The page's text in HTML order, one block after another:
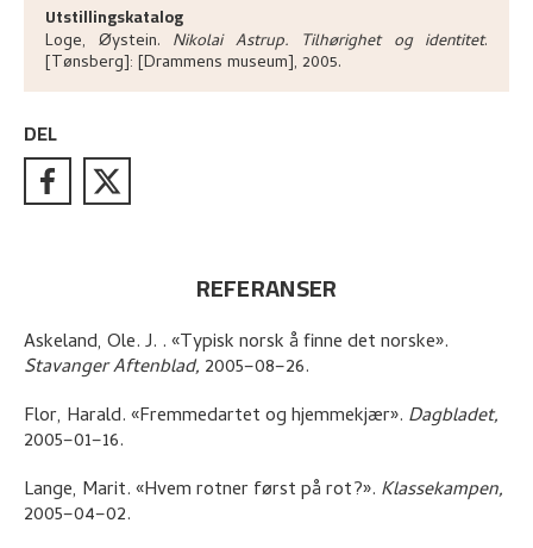
Utstillingskatalog
Loge, Øystein. Nikolai Astrup. Tilhørighet og identitet.
[Tønsberg]: [Drammens museum], 2005.
DEL
REFERANSER
Askeland, Ole. J. .«Typisk norsk å finne det norske».
Stavanger Aftenblad, 2005–08–26.
Flor, Harald.«Fremmedartet og hjemmekjær». Dagbladet,
2005–01–16.
Lange, Marit.«Hvem rotner først på rot?». Klassekampen,
2005–04–02.